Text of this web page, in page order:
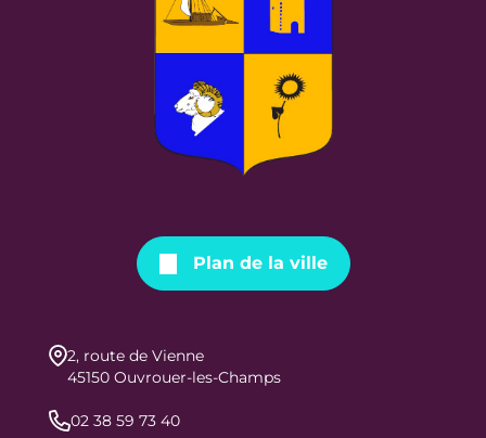
Plan de la ville
2, route de Vienne
45150 Ouvrouer-les-Champs
02 38 59 73 40